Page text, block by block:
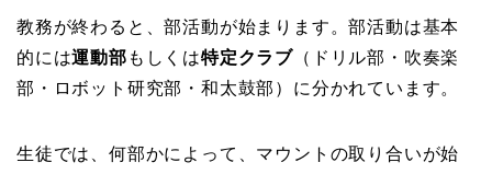
教務が終わると、部活動が始まります。部活動は基本
的には運動部 もしくは特定クラブ （ドリル部・吹奏楽
部・ロボット研究部・和太鼓部）に分かれています。
生徒では、何部かによって、マウントの取り合いが始